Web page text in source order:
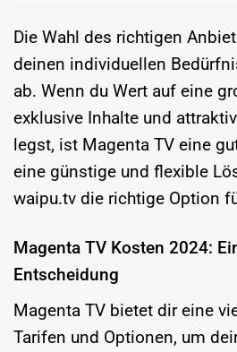
Die Wahl des richtigen
deinen individuellen
ab. Wenn du Wert auf eine
exklusive Inhalte und
legst, ist Magenta TV eine
eine günstige und flexible
waipu.tv die richtige Option
Magenta TV Kosten 2024:
Entscheidung
Magenta TV bietet dir eine
Tarifen und Optionen, um